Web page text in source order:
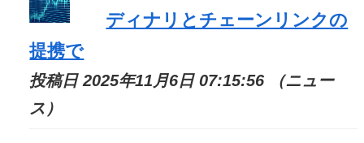
ディナリとチェーンリンクの
提携で
投稿日 2025年11月6日 07:15:56 （ニュー
ス）